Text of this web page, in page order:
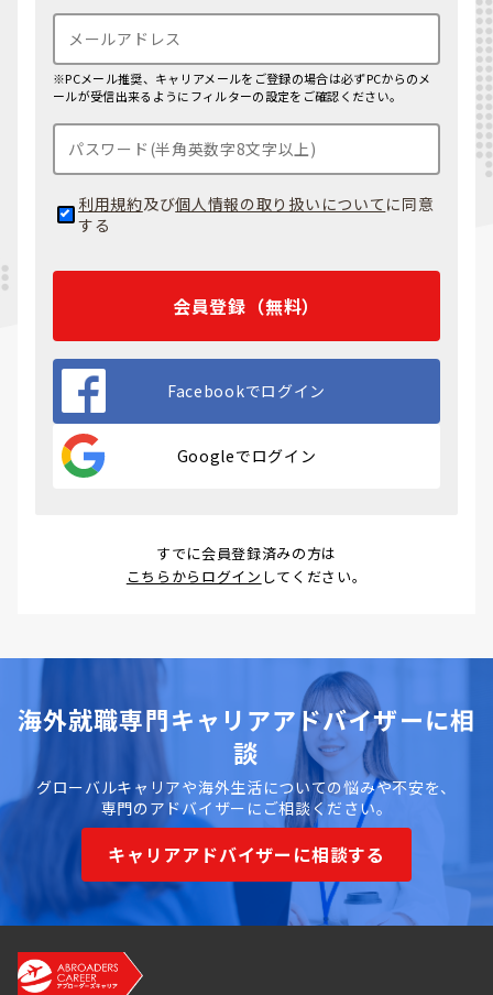
※PCメール推奨、キャリアメールをご登録の場合は必ずPCからのメ
ールが受信出来るようにフィルターの設定をご確認ください。
利用規約及び個人情報の取り扱いについて に同意
する
会員登録（無料）
Facebookでログイン
Googleでログイン
すでに会員登録済みの方は
こちらからログイン してください。
海外就職専門キャリアアドバイザーに相
談
グローバルキャリアや海外生活についての悩みや不安を、
専門のアドバイザーにご相談ください。
キャリアアドバイザーに相談する